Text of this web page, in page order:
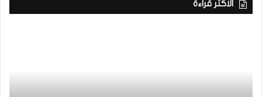
الاكثر قراءة